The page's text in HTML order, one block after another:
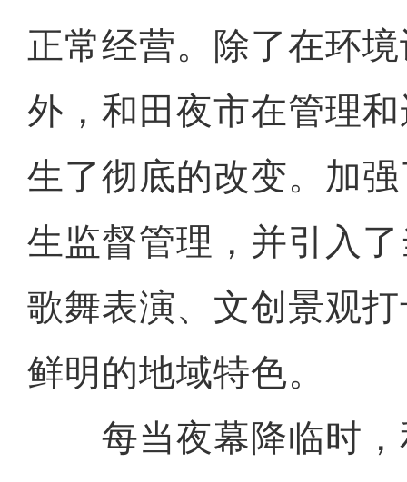
正常经营。除了在环
外，和田夜市在管理
生了彻底的改变。加
生监督管理，并引入
歌舞表演、文创景观
鲜明的地域特色。
每当夜幕降临时，